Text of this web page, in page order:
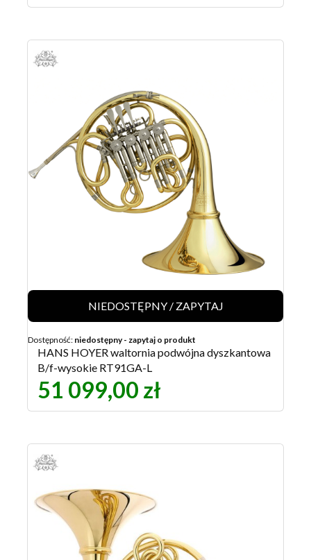
NIEDOSTĘPNY / ZAPYTAJ
Dostępność: niedostępny - zapytaj o produkt
HANS HOYER waltornia podwójna dyszkantowa
B/f-wysokie RT91GA-L
51 099,00 zł